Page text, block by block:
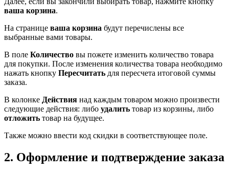
ваша корзина.
На странице ваша корзина будут перечислены все
выбранные вами товары.
В поле Количество вы пожете изменить количество товара
для покупки. После изменения количества товара необходимо
нажать кнопку Пересчитать для пересчета итоговой суммы
заказа.
В колонке Действия над каждым товаром можно произвести
следующие действия: либо удалить товар из корзины, либо
отложить товар на будущее.
Также можно ввести код скидки в соответствующее поле.
2. Оформление и подтверждение заказа